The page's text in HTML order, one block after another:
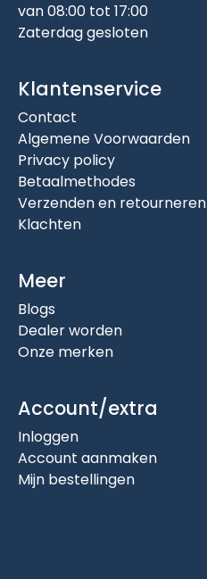
van 08:00 tot 17:00
Zaterdag gesloten
Klantenservice
Contact
Algemene Voorwaarden
Privacy policy
Betaalmethodes
Verzenden en retourneren
Klachten
Meer
Blogs
Dealer worden
Onze merken
Account/extra
Inloggen
Account aanmaken
Mijn bestellingen